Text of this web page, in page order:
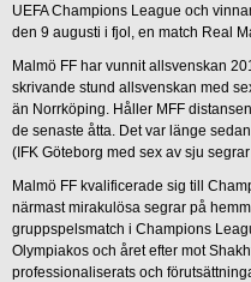
UEFA Champions League och
den 9 augusti i fjol, en match Real
Malmö FF har vunnit allsvenskan
skrivande stund allsvenskan med
än Norrköping. Håller MFF
de senaste åtta. Det var länge
(IFK Göteborg med sex av sju
Malmö FF kvalificerade sig till
närmast mirakulösa segrar på
gruppspelsmatch i Champions
Olympiakos och året efter mot
professionaliserats och